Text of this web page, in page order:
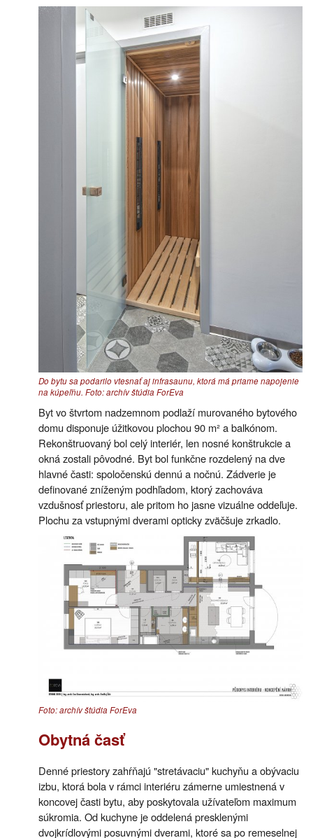
Do bytu sa podarilo vtesnať aj infrasaunu, ktorá má priame napojenie
na kúpeľňu. Foto: archív štúdia ForEva
Byt vo štvrtom nadzemnom podlaží murovaného bytového
domu disponuje úžitkovou plochou 90 m² a balkónom.
Rekonštruovaný bol celý interiér, len nosné konštrukcie a
okná zostali pôvodné. Byt bol funkčne rozdelený na dve
hlavné časti: spoločenskú dennú a nočnú. Zádverie je
definované zníženým podhľadom, ktorý zachováva
vzdušnosť priestoru, ale pritom ho jasne vizuálne oddeľuje.
Plochu za vstupnými dverami opticky zväčšuje zrkadlo.
Foto: archív štúdia ForEva
Obytná časť
Denné priestory zahŕňajú "stretávaciu" kuchyňu a obývaciu
izbu, ktorá bola v rámci interiéru zámerne umiestnená v
koncovej časti bytu, aby poskytovala užívateľom maximum
súkromia. Od kuchyne je oddelená presklenými
dvojkrídlovými posuvnými dverami, ktoré sa po remeselnej